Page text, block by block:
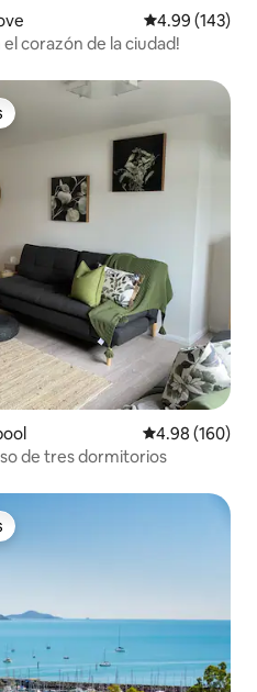
Calificación
4.99 (143)
corazón de la ciudad!
Calificación
4.98 (160)
de tres dormitorios